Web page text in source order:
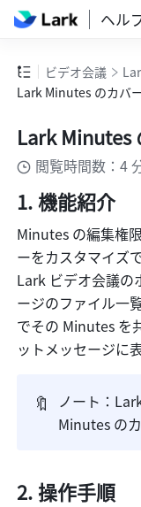
ヘル
ビデオ会議
Lark Minutes のカバ
Lark Minutes
閲覧時間数：4
機能紹介
Minutes の編集権
ーをカスタマイズ
Lark ビデオ会議の
ージのファイル一
でその Minutes を
ットメッセージに
🔖
ノート：
Minutes の
操作手順